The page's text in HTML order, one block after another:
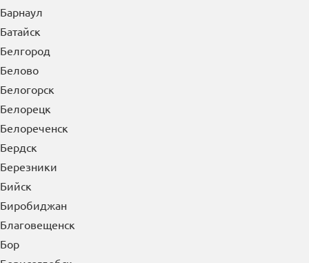
Барнаул
Батайск
Белгород
Белово
Белогорск
Белорецк
Белореченск
Бердск
Березники
Бийск
Биробиджан
Благовещенск
Бор